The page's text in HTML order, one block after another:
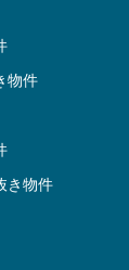
物件
き物件